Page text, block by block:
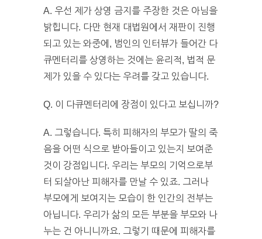
A. 우선 제가 상영 금지를 주장한 것은 아님을
밝힙니다. 다만 현재 대법원에서 재판이 진행
되고 있는 와중에, 범인의 인터뷰가 들어간 다
큐멘터리를 상영하는 것에는 윤리적, 법적 문
제가 있을 수 있다는 우려를 갖고 있습니다.
Q. 이 다큐멘터리에 장점이 있다고 보십니까?
A. 그렇습니다. 특히 피해자의 부모가 딸의 죽
음을 어떤 식으로 받아들이고 있는지 보여준
것이 강점입니다. 우리는 부모의 기억으로부
터 되살아난 피해자를 만날 수 있죠. 그러나
부모에게 보여지는 모습이 한 인간의 전부는
아닙니다. 우리가 삶의 모든 부분을 부모와 나
누는 건 아니니까요. 그렇기 때문에 피해자를